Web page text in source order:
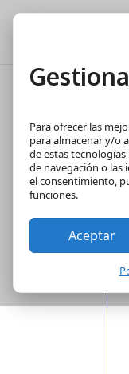
Para ofrecer las
para almacenar y/o
de estas
de navegación o las
el consentimiento,
funciones.
Aceptar